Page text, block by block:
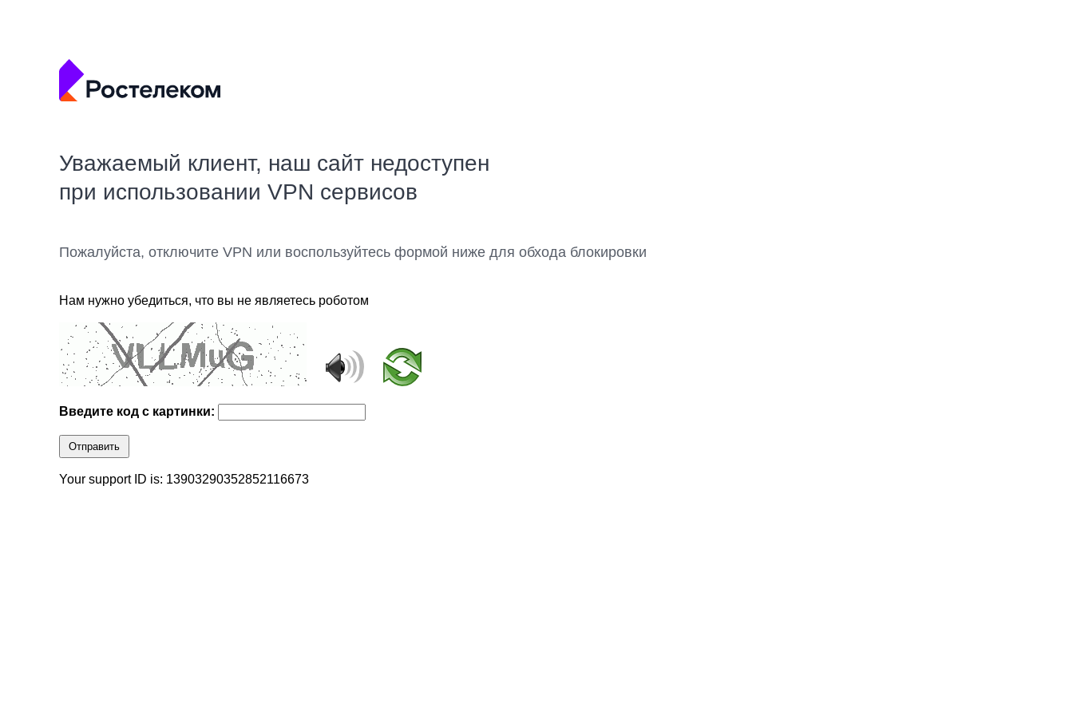
Уважаемый клиент, наш сайт недоступен
при использовании VPN сервисов
Пожалуйста, отключите VPN или воспользуйтесь формой ниже для обхода блокировки
Нам нужно убедиться, что вы не являетесь роботом
Введите код с картинки:
Отправить
Your support ID is: 13903290352852116673